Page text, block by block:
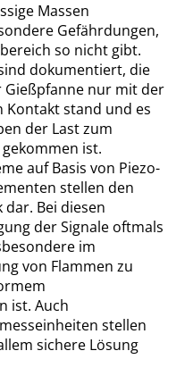
Massen
Gefährdungen,
so nicht gibt.
dokumentiert, die
Gießpfanne nur mit der
Kontakt stand und es
der Last zum
ist.
auf Basis von Piezo-
stellen den
Bei diesen
der Signale oftmals
im
von Flammen zu
ist. Auch
stellen
sichere Lösung